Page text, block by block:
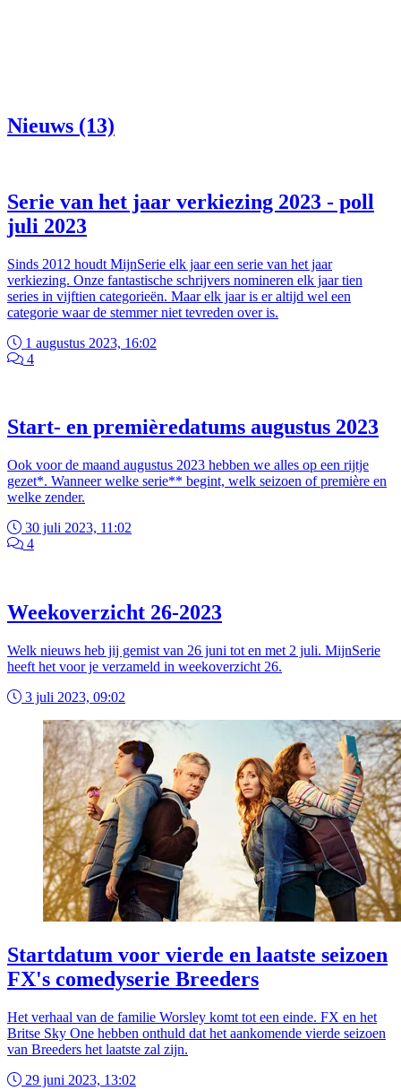
Nieuws (13)
Serie van het jaar verkiezing 2023 - poll
juli 2023
Sinds 2012 houdt MijnSerie elk jaar een serie van het jaar
verkiezing. Onze fantastische schrijvers nomineren elk jaar tien
series in vijftien categorieën. Maar elk jaar is er altijd wel een
categorie waar de stemmer niet tevreden over is.
1 augustus 2023, 16:02
4
Start- en premièredatums augustus 2023
Ook voor de maand augustus 2023 hebben we alles op een rijtje
gezet*. Wanneer welke serie** begint, welk seizoen of première en
welke zender.
30 juli 2023, 11:02
4
Weekoverzicht 26-2023
Welk nieuws heb jij gemist van 26 juni tot en met 2 juli. MijnSerie
heeft het voor je verzameld in weekoverzicht 26.
3 juli 2023, 09:02
Startdatum voor vierde en laatste seizoen
FX's comedyserie Breeders
Het verhaal van de familie Worsley komt tot een einde. FX en het
Britse Sky One hebben onthuld dat het aankomende vierde seizoen
van Breeders het laatste zal zijn.
29 juni 2023, 13:02